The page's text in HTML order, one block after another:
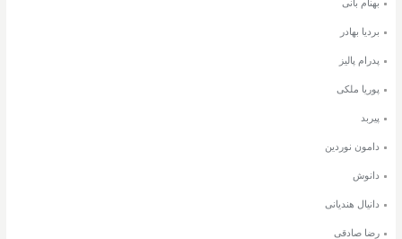
بهنام بانی
بردیا بهادر
پدرام پالیز
پوریا ملکی
پیربد
دامون نوردین
دانوش
دانیال هندیانی
رضا صادقی